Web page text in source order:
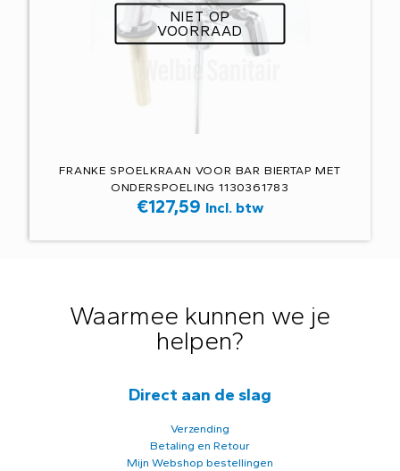
NIET OP
VOORRAAD
FRANKE SPOELKRAAN VOOR BAR BIERTAP MET
ONDERSPOELING 1130361783
€127,59 Incl. btw
Waarmee kunnen we je
helpen?
Direct aan de slag
Verzending
Betaling en Retour
Mijn Webshop bestellingen